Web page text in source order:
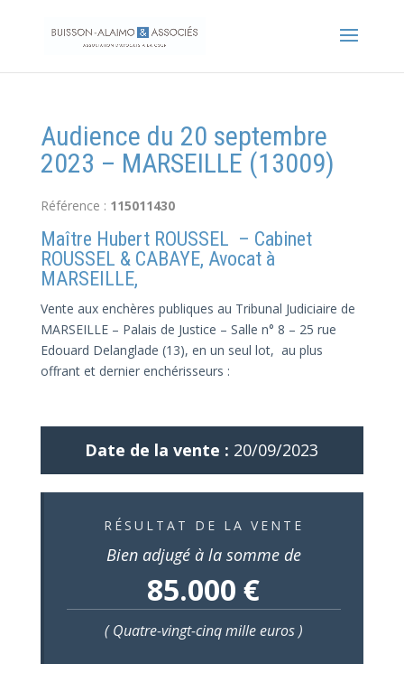
Audience du 20 septembre
2023 – MARSEILLE (13009)
Référence : 115011430
Maître Hubert ROUSSEL – Cabinet
ROUSSEL & CABAYE, Avocat à
MARSEILLE,
Vente aux enchères publiques au Tribunal Judiciaire de
MARSEILLE – Palais de Justice – Salle n° 8 – 25 rue
Edouard Delanglade (13), en un seul lot, au plus
offrant et dernier enchérisseurs :
Date de la vente : 20/09/2023
RÉSULTAT DE LA VENTE
Bien adjugé à la somme de
85.000 €
( Quatre-vingt-cinq mille euros )